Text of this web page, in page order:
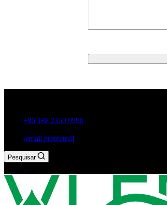
+86 188 2350 9990
[email protected]
Pesquisar